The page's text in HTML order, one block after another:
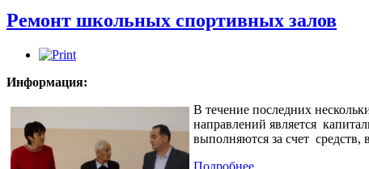
Ремонт школьных спортивных залов
Информация:
В течение последних
направлений является
выполняются за счет
Подробнее